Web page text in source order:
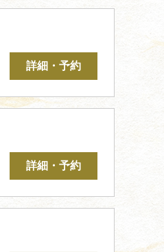
詳細・予約
詳細・予約